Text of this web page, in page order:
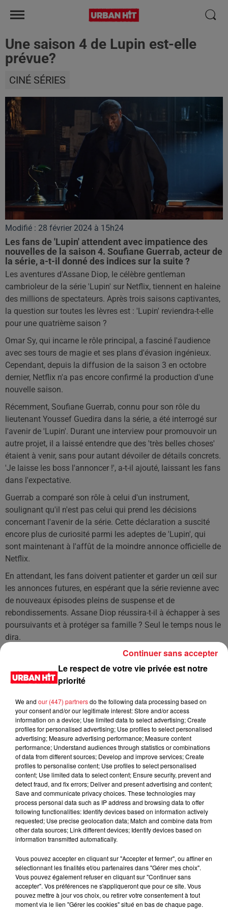
Une saison 4 de Lupin est-elle
prévue?
CINÉ SÉRIES
Modifié : 28 février 2024 à 15h24
Les fans de 'Lupin' attendent avec impatience des
nouvelles de la saison 4. Soufiane Guerrab, acteur de
la série, a-t-il donné des indices sur la suite ?
Les aventures d'Assane Diop, le célèbre gentleman
cambrioleur de la série 'Lupin' sur Netflix, tiennent en haleine
des millions de spectateurs. Après trois saisons captivantes,
la question sur toutes les lèvres est : 'Lupin' reviendra-t-elle
pour une quatrième saison ?
Omar Sy, qui incarne le rôle principal, a fasciné l'audience
avec ses tours de magie et ses plans d'évasion ingénieux.
Cependant, depuis la diffusion de la saison 3 en octobre
dernier, Netflix n'a pas encore confirmé la production d'une
nouvelle saison.
Récemment, Soufiane Guerrab, connu pour son rôle du
lieutenant Youssef Guedira dans la série, a été interrogé sur
l'avenir de 'Lupin'. Durant une interview pour promouvoir un
autre projet, il a laissé entendre que des 'très belles choses'
étaient à venir, sans pour autant dévoiler de détails concrets.
'Je laisse les boss l'annoncer !', a-t-il ajouté, laissant les fans
dans l'expectative.
Guerrab a comparé son rôle à celui d'un instrument,
soulignant qu'il n'est pas celui qui prend les décisions
concernant l'avenir de la série. Cette déclaration a suscité
encore plus de curiosité parmi les adeptes de 'Lupin', qui
sont maintenant à l'affût de la moindre annonce officielle de
Netflix.
En attendant, les fans doivent patienter et garder un œil sur
les annonces futures, en espérant que la série revienne avec
de nouveaux épisodes pleins de suspense et de
rebondissements. Assane Diop réussira-t-il à échapper à ses
poursuivants et à protéger sa famille ? Seul le temps nous le
dira.
LES DERNIÈRES NEWS
d'un homme prétendant être son fils
Cassie met fin à une ex-escorte
masculine dans sa bataille...
Des vitres tombent de la tour
Montparnasse : des désaccords
Incendies en Gironde : encore
plusieurs semaines avant
Le respect de votre vie privée est notre
priorité
We and our (447) partnersdo the following data processing based on
your consent and/or our legitimate interest: Store and/or access
information on a device; Use limited data to select advertising; Create
profiles for personalised advertising; Use profiles to select personalised
advertising; Measure advertising performance; Measure content
performance; Understand audiences through statistics or combinations
of data from different sources; Develop and improve services; Create
profiles to personalise content; Use profiles to select personalised
content; Use limited data to select content; Ensure security, prevent and
detect fraud, and fix errors; Deliver and present advertising and content;
Save and communicate privacy choices. These technologies may
process personal data such as IP address and browsing data to offer
following functionalities: Identify devices based on information actively
requested; Use precise geolocation data; Match and combine data from
other data sources; Link different devices; Identify devices based on
information transmitted automatically.
Vous pouvez accepter en cliquant sur "Accepter et fermer", ou affiner en
sélectionnant les finalités et/ou partenaires dans "Gérer mes choix".
Vous pouvez également refuser en cliquant sur "Continuer sans
accepter". Vos préférences ne s'appliqueront que pour ce site. Vous
pouvez mettre à jour vos choix, ou retirer votre consentement à tout
moment via le lien "Gérer les cookies" situé en bas de chaque page.
Continuer sans accepter